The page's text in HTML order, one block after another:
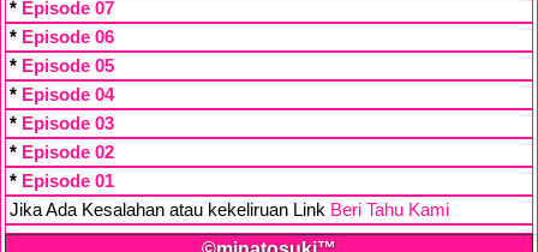
* Episode 07
* Episode 06
* Episode 05
* Episode 04
* Episode 03
* Episode 02
* Episode 01
Jika Ada Kesalahan atau kekeliruan Link Beri Tahu Kami